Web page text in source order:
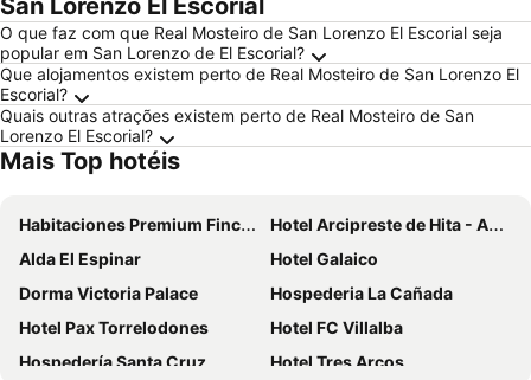
San Lorenzo El Escorial
O que faz com que Real Mosteiro de San Lorenzo El Escorial seja
popular em San Lorenzo de El Escorial?
Que alojamentos existem perto de Real Mosteiro de San Lorenzo El
Escorial?
Quais outras atrações existem perto de Real Mosteiro de San
Lorenzo El Escorial?
Mais Top hotéis
Habitaciones Premium Finca la Casona
Hotel Arcipreste de Hita - Adults Only
Alda El Espinar
Hotel Galaico
Dorma Victoria Palace
Hospederia La Cañada
Hotel Pax Torrelodones
Hotel FC Villalba
Hospedería Santa Cruz
Hotel Tres Arcos